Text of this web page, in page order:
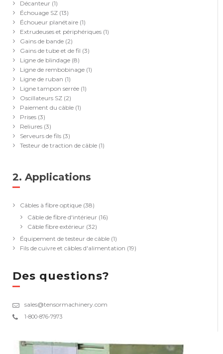
Décanteur (1)
Échouage SZ (13)
Échoueur planétaire (1)
Extrudeuses et périphériques (1)
Gains de bande (2)
Gains de tube et de fil (3)
Ligne de blindage (8)
Ligne de rembobinage (1)
Ligne de ruban (1)
Ligne tampon serrée (1)
Oscillateurs SZ (2)
Paiement du câble (1)
Prises (3)
Reliures (3)
Serveurs de fils (3)
Testeur de traction de câble (1)
2. Applications
Câbles à fibre optique (38)
Câble de fibre d'intérieur (16)
Câble fibre extérieur (32)
Équipement de testeur de câble (1)
Fils de cuivre et câbles d'alimentation (19)
Des questions?
sales@tensormachinery.com
1-800-876-7973